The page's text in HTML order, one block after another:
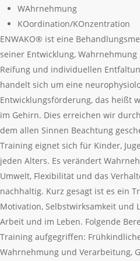
WAhrnehmung
KOordination/KOnzentration
ENWAKO® ist eine
seiner Entwicklung,
Reifung und individuellen
handelt sich um eine
Entwicklungsförderung, das heißt
im Gehirn. Dies erreichen wir
dem allen Sinnen Beachtung
Training eignet sich für Kinder,
jeden Alters. Es verändert
Umwelt, Flexibilität und das
nachhaltig. Kurz gesagt ist es ein
Motivation, Selbstwirksamkeit und
Arbeit und im Leben. Folgende
Training aufgegriffen:
Wahrnehmung und Verarbeitung,